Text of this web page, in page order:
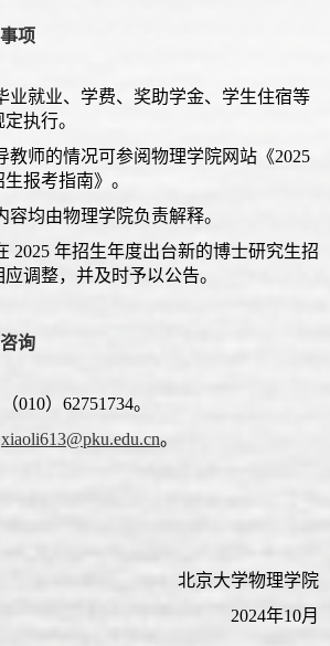
项
业就业、学费、奖助学金、学生住宿等
执行。
教师的情况可参阅物理学院网站《2025
报考指南》。
容均由物理学院负责解释。
2025 年招生年度出台新的博士研究生招
调整，并及时予以公告。
询
010）62751734。
xiaoli613@pku.edu.cn。
北京大学物理学院
2024年10月